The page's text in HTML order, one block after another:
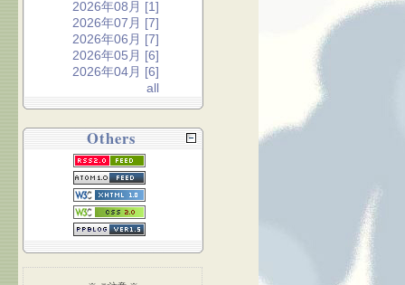
2026年08月 [1]
2026年07月 [7]
2026年06月 [7]
2026年05月 [6]
2026年04月 [6]
all
Others